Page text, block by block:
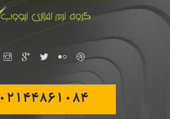
02144861084